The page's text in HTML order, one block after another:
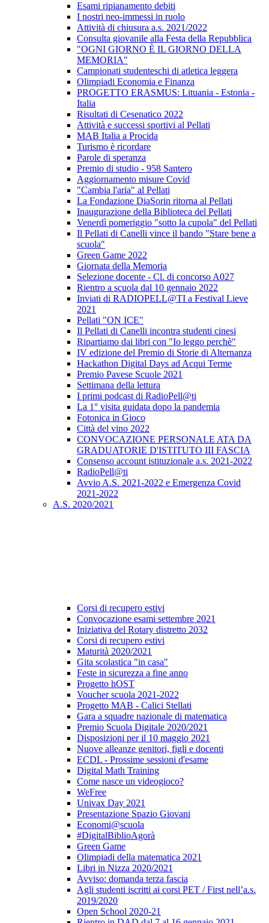
Esami ripianamento debiti
I nostri neo-immessi in ruolo
Attività di chiusura a.s. 2021/2022
Consulta giovanile alla Festa della Repubblica
"OGNI GIORNO È IL GIORNO DELLA
MEMORIA"
Campionati studenteschi di atletica leggera
Olimpiadi Economia e Finanza
PROGETTO ERASMUS: Lituania - Estonia -
Italia
Risultati di Cesenatico 2022
Attività e successi sportivi al Pellati
MAB Italia a Procida
Turismo è ricordare
Parole di speranza
Premio di studio - 958 Santero
Aggiornamento misure Covid
"Cambia l'aria" al Pellati
La Fondazione DiaSorin ritorna al Pellati
Inaugurazione della Biblioteca del Pellati
Venerdì pomeriggio "sotto la cupola" del Pellati
Il Pellati di Canelli vince il bando "Stare bene a
scuola"
Green Game 2022
Giornata della Memoria
Selezione docente - Cl. di concorso A027
Rientro a scuola dal 10 gennaio 2022
Inviati di RADIOPELL@TI a Festival Lieve
2021
Pellati "ON ICE"
Il Pellati di Canelli incontra studenti cinesi
Ripartiamo dai libri con "Io leggo perchè"
IV edizione del Premio di Storie di Alternanza
Hackathon Digital Days ad Acqui Terme
Premio Pavese Scuole 2021
Settimana della lettura
I primi podcast di RadioPell@ti
La 1° visita guidata dopo la pandemia
Fotonica in Gioco
Città del vino 2022
CONVOCAZIONE PERSONALE ATA DA
GRADUATORIE D'ISTITUTO III FASCIA
Consenso account istituzionale a.s. 2021-2022
RadioPell@ti
Avvio A.S. 2021-2022 e Emergenza Covid
2021-2022
A.S. 2020/2021
Corsi di recupero estivi
Convocazione esami settembre 2021
Iniziativa del Rotary distretto 2032
Corsi di recupero estivi
Maturità 2020/2021
Gita scolastica "in casa"
Feste in sicurezza a fine anno
Progetto hOST
Voucher scuola 2021-2022
Progetto MAB - Calici Stellati
Gara a squadre nazionale di matematica
Premio Scuola Digitale 2020/2021
Disposizioni per il 10 maggio 2021
Nuove alleanze genitori, figli e docenti
ECDL - Prossime sessioni d'esame
Digital Math Training
Come nasce un videogioco?
WeFree
Univax Day 2021
Presentazione Spazio Giovani
Economi@scuola
#DigitalBiblioAgorà
Green Game
Olimpiadi della matematica 2021
Libri in Nizza 2020/2021
Avviso: domanda terza fascia
Agli studenti iscritti ai corsi PET / First nell’a.s.
2019/2020
Open School 2020-21